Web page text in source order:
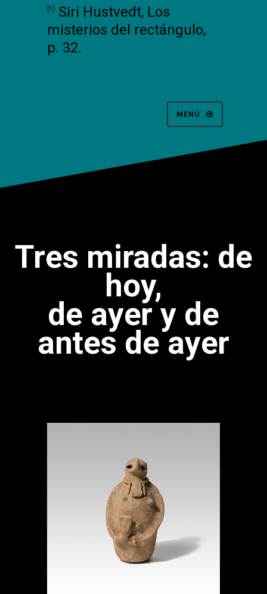
[1]
Siri Hustvedt, Los
misterios del rectángulo,
p. 32.
MENÚ
Tres miradas: de
hoy,
de ayer y de
antes de ayer